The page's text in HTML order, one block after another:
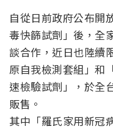
自從日前政府公布開
毒快篩試劑」後，全
談合作，近日也陸續
原自我檢測套組」和
速檢驗試劑」，於全
販售。
其中「羅氏家用新冠